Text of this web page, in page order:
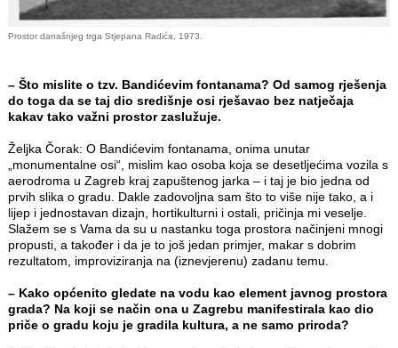
Prostor današnjeg trga Stjepana Radića, 1973.
– Što mislite o tzv. Bandićevim fontanama? Od samog rješenja
do toga da se taj dio središnje osi rješavao bez natječaja
kakav tako važni prostor zaslužuje.
Željka Čorak: O Bandićevim fontanama, onima unutar
„monumentalne osi“, mislim kao osoba koja se desetljećima vozila s
aerodroma u Zagreb kraj zapuštenog jarka – i taj je bio jedna od
prvih slika o gradu. Dakle zadovoljna sam što to više nije tako, a i
lijep i jednostavan dizajn, hortikulturni i ostali, pričinja mi veselje.
Slažem se s Vama da su u nastanku toga prostora načinjeni mnogi
propusti, a također i da je to još jedan primjer, makar s dobrim
rezultatom, improviziranja na (iznevjerenu) zadanu temu.
– Kako općenito gledate na vodu kao element javnog prostora
grada? Na koji se način ona u Zagrebu manifestirala kao dio
priče o gradu koju je gradila kultura, a ne samo priroda?